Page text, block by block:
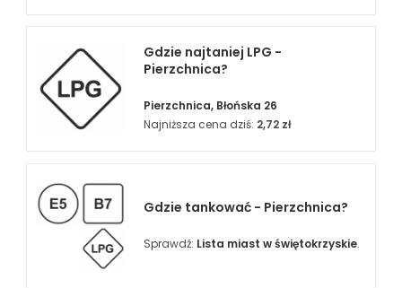
Gdzie najtaniej LPG -
Pierzchnica?
Pierzchnica, Błońska 26
Najniższa cena dziś: 2,72 zł
Gdzie tankować - Pierzchnica?
Sprawdź: Lista miast w świętokrzyskie.